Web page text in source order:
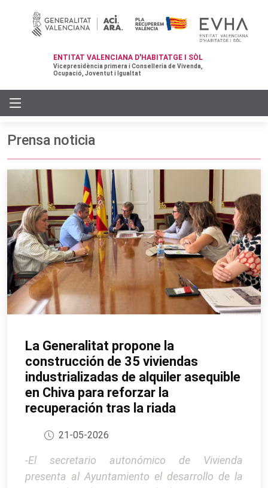
ENTITAT VALENCIANA D'HABITATGE I SÒL
Vicepresidència primera i Conselleria de Vivenda,
Ocupació, Joventut i Igualtat
Prensa noticia
La Generalitat propone la
construcción de 35 viviendas
industrializadas de alquiler asequible
en Chiva para reforzar la
recuperación tras la riada
21-05-2026
-El secretario autonómico de Vivienda
presenta al Ayuntamiento el desarrollo de la